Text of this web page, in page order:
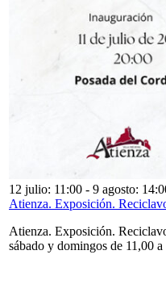
12 julio: 11:00 - 9 agosto:
Atienza. Exposición.
Atienza. Exposición.
sábado y domingos de 11,00